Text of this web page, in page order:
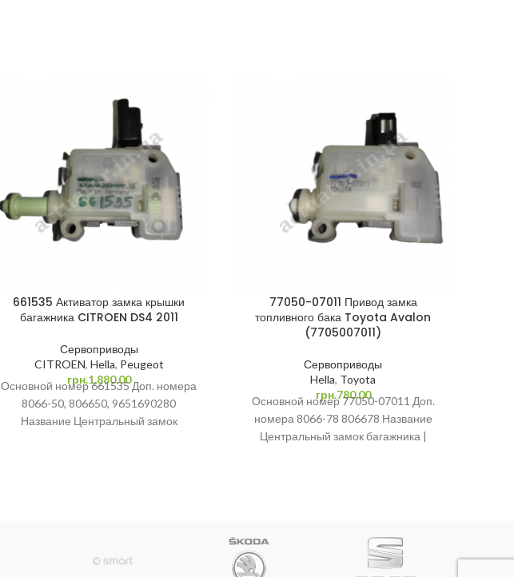
661535 Активатор замка крышки
багажника CITROEN DS4 2011
Сервоприводы
CITROEN, Hella, Peugeot
грн.1,880.00
Основной номер 661535 Доп. номера
8066-50, 806650, 9651690280
Название Центральный замок
77050-07011 Привод замка
топливного бака Toyota Avalon
(7705007011)
Сервоприводы
Hella, Toyota
грн.780.00
Основной номер 77050-07011 Доп.
номера 8066-78 806678 Название
Центральный замок багажника |